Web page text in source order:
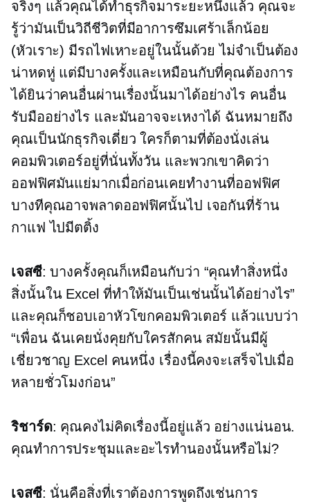
จริงๆ แล้วคุณได้ทำธุรกิจมาระยะหนึ่งแล้ว คุณจะ
รู้ว่ามันเป็นวิถีชีวิตที่มีอาการซึมเศร้าเล็กน้อย
(หัวเราะ) มีรถไฟเหาะอยู่ในนั้นด้วย ไม่จำเป็นต้อง
น่าหดหู่ แต่มีบางครั้งและเหมือนกับที่คุณต้องการ
ได้ยินว่าคนอื่นผ่านเรื่องนั้นมาได้อย่างไร คนอื่น
รับมืออย่างไร และมันอาจจะเหงาได้ ฉันหมายถึง
คุณเป็นนักธุรกิจเดี่ยว ใครก็ตามที่ต้องนั่งเล่น
คอมพิวเตอร์อยู่ที่นั่นทั้งวัน และพวกเขาคิดว่า
ออฟฟิศมันแย่มากเมื่อก่อนเคยทำงานที่ออฟฟิศ
บางทีคุณอาจพลาดออฟฟิศนั้นไป เจอกันที่ร้าน
กาแฟ ไปมีตติ้ง
เจสซี: บางครั้งคุณก็เหมือนกับว่า “คุณทำสิ่งหนึ่ง
สิ่งนั้นใน Excel ที่ทำให้มันเป็นเช่นนั้นได้อย่างไร”
และคุณก็ชอบเอาหัวโขกคอมพิวเตอร์ แล้วแบบว่า
“เพื่อน ฉันเคยนั่งคุยกับใครสักคน สมัยนั้นมีผู้
เชี่ยวชาญ Excel คนหนึ่ง เรื่องนี้คงจะเสร็จไปเมื่อ
หลายชั่วโมงก่อน”
ริชาร์ด: คุณคงไม่คิดเรื่องนี้อยู่แล้ว อย่างแน่นอน.
คุณทำการประชุมและอะไรทำนองนั้นหรือไม่?
เจสซี: นั่นคือสิ่งที่เราต้องการพูดถึงเช่นการ